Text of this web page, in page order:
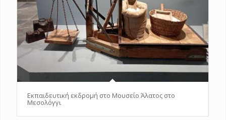
Εκπαιδευτική εκδρομή στο Μουσείο Άλατος στο
Μεσολόγγι